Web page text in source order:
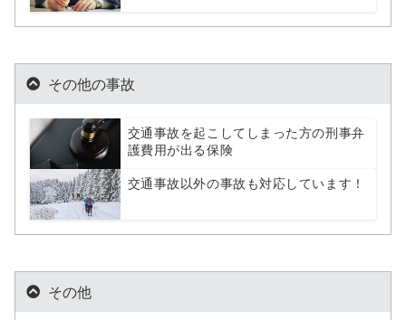
その他の事故
交通事故を起こしてしまった方の刑事弁
護費用が出る保険
交通事故以外の事故も対応しています！
その他